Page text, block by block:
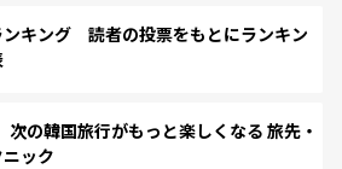
ンキング 読者の投票をもとにランキン
の韓国旅行がもっと楽しくなる 旅先・
ック